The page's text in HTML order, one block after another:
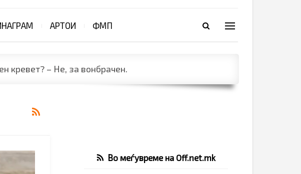
АРТОИ ФМП
кревет? – Не, за вонбрачен.
Во меѓувреме на Off.net.mk